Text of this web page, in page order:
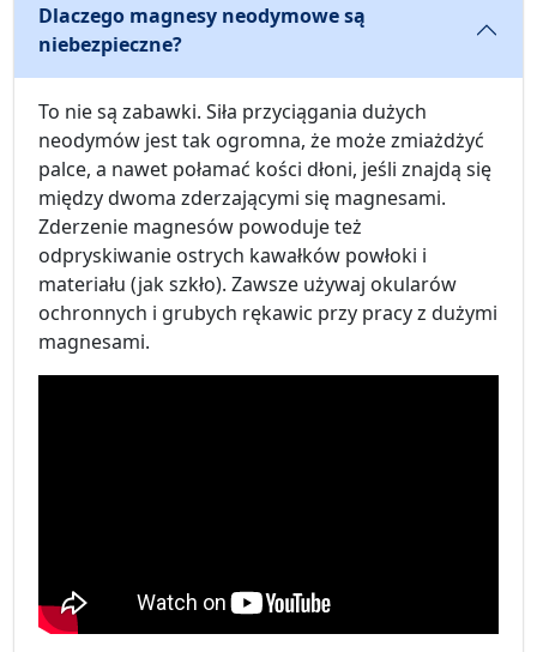
Dlaczego magnesy neodymowe są
niebezpieczne?
To nie są zabawki. Siła przyciągania dużych
neodymów jest tak ogromna, że może zmiażdżyć
palce, a nawet połamać kości dłoni, jeśli znajdą się
między dwoma zderzającymi się magnesami.
Zderzenie magnesów powoduje też
odpryskiwanie ostrych kawałków powłoki i
materiału (jak szkło). Zawsze używaj okularów
ochronnych i grubych rękawic przy pracy z dużymi
magnesami.